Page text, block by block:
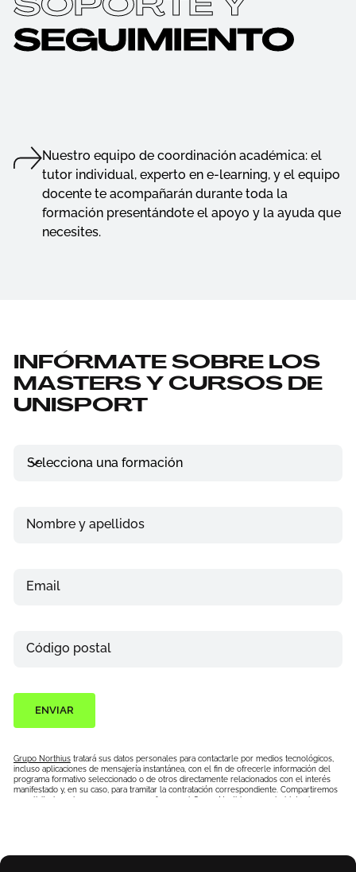
SEGUIMIENTO
Nuestro equipo de coordinación académica: el
tutor individual, experto en e-learning, y el equipo
docente te acompañarán durante toda la
formación presentándote el apoyo y la ayuda que
necesites.
INFÓRMATE SOBRE LOS
MASTERS Y CURSOS DE
UNISPORT
Selecciona una formación
Nombre y apellidos
Email
Código postal
ENVIAR
Grupo Northiustratará sus datos personales para contactarle por medios tecnológicos,
incluso aplicaciones de mensajería instantánea, con el fin de ofrecerle información del
programa formativo seleccionado o de otros directamente relacionados con el interés
manifestado y, en su caso, para tramitar la contratación correspondiente. Compartiremos
su solicitud con las empresas que conforman el Grupo Northius
, con el objeto de que